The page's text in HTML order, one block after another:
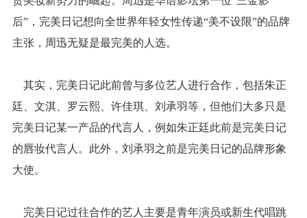
后”，完美日记想向全世界年轻女性传递“美不设限”的品牌
主张，周迅无疑是最完美的人选。
其实，完美日记此前曾与多位艺人进行合作，包括朱正
廷、文淇、罗云熙、许佳琪、刘承羽等，但他们大多只是
完美日记某一产品的代言人，例如朱正廷此前是完美日记
的唇妆代言人。此外，刘承羽之前是完美日记的品牌形象
大使。
完美日记过往合作的艺人主要是青年演员或新生代唱跳